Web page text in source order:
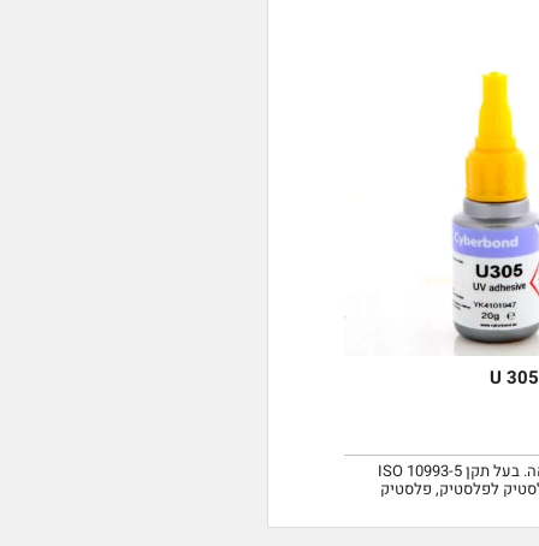
דבק לתחום הרפואה. בעל תקן ISO 10993-5
לפלסטיק, פלסטיק